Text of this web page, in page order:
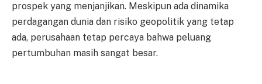
prospek yang menjanjikan. Meskipun ada dinamika
perdagangan dunia dan risiko geopolitik yang tetap
ada, perusahaan tetap percaya bahwa peluang
pertumbuhan masih sangat besar.